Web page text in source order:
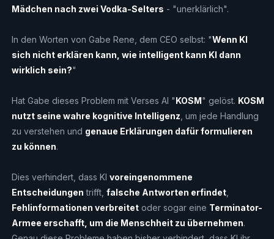
Mädchen nach zwei Vodka-Selters - "unerklärlich".
In den Worten von Gabe Rene, dem CEO selbst: "Wenn KI
sich nicht erklären kann, wie intelligent kann KI dann
wirklich sein?"
Hat Gabe dieses Problem mit Verses AI "KOSM" gelöst. KOSM
nutzt seine wahre kognitive Intelligenz , um jede Handlung
zu verstehen und genaue Erklärungen dafür formulieren
zu können.
Dies verhindert, dass KI voreingenommene
Entscheidungen trifft, falsche Antworten erfindet,
Fehlinformationen verbreitetoder sogar eine Terminator-
Armee erschafft, um die Menschheit zu übernehmen.